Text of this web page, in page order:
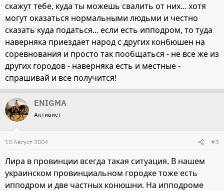
скажут тебе, куда ты можешь свалить от них... хотя
могут оказаться нормальными людьми и честно
сказать куда податься... если есть ипподром, то туда
наверняка приездает народ с других конбюшен на
соревнования и просто так пообщаться - не все же из
других городов - наверняка есть и местные -
спрашивай и все получится!
ENIGMA
Активист
10 Август 2004 #3
Лира в провинции всегда такая ситуация. В нашем
украинском провинциальном городке тоже есть
ипподром и две частных конюшни. На ипподроме